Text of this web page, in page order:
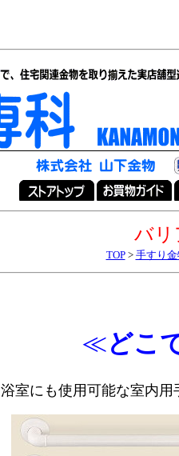
バ
TOP> 手すり
≪どこ
浴室にも使用可能な室内